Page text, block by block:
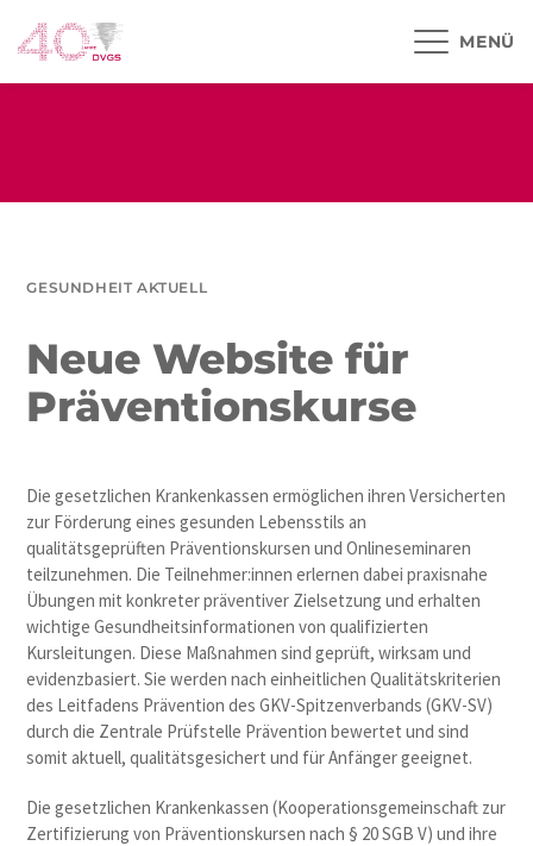
GESUNDHEIT AKTUELL
Neue Website für
Präventionskurse
Die gesetzlichen Krankenkassen ermöglichen ihren Versicherten
zur Förderung eines gesunden Lebensstils an
qualitätsgeprüften Präventionskursen und Onlineseminaren
teilzunehmen. Die Teilnehmer:innen erlernen dabei praxisnahe
Übungen mit konkreter präventiver Zielsetzung und erhalten
wichtige Gesundheitsinformationen von qualifizierten
Kursleitungen. Diese Maßnahmen sind geprüft, wirksam und
evidenzbasiert. Sie werden nach einheitlichen Qualitätskriterien
des Leitfadens Prävention des GKV-Spitzenverbands (GKV-SV)
durch die Zentrale Prüfstelle Prävention bewertet und sind
somit aktuell, qualitätsgesichert und für Anfänger geeignet.
Die gesetzlichen Krankenkassen (Kooperationsgemeinschaft zur
Zertifizierung von Präventionskursen nach § 20 SGB V) und ihre
MENÜ